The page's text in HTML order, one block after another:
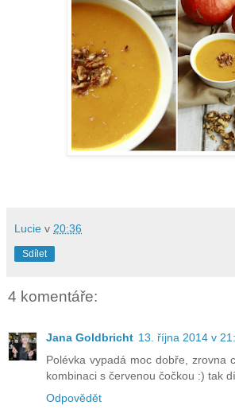
Lucie v 20:36
Sdílet
4 komentáře:
Jana Goldbricht 13. října 2014 v
Polévka vypadá moc dobře, zrovna
kombinaci s červenou čočkou :) tak
Odpovědět